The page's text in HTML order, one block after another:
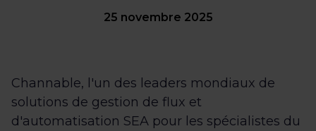
25 novembre 2025
Channable, l'un des leaders mondiaux de
solutions de gestion de flux et
d'automatisation SEA pour les spécialistes du